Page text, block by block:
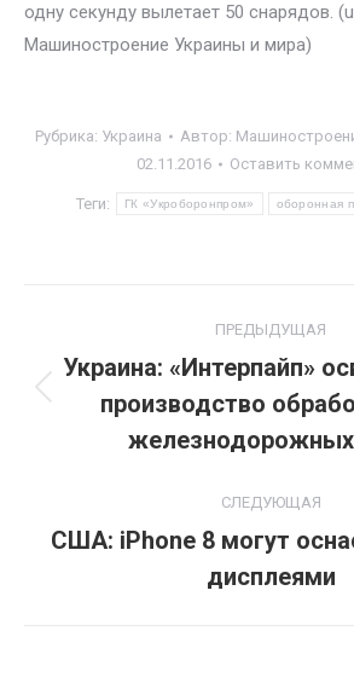
одну секунду вылетает 50 снарядов.
Машиностроение Украины и мира)
Рубрика: Украина Автор:
02.11.2016
Оставить
Теги: ГК «Укроборонпром» оборонная
по
записям
ПРЕДЫДУЩАЯ
запись:
Украина: «Интерпайп»
производство
железнодорожных
СЛЕДУЮЩАЯ
запись:
США: iPhone 8 могут
дисплеями